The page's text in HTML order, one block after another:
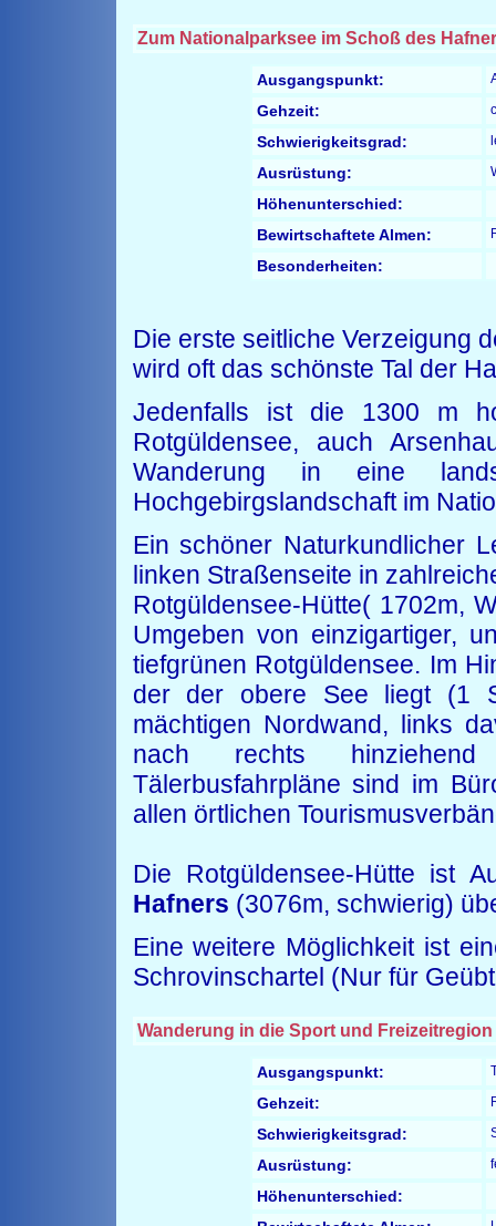
Zum Nationalparksee im Schoß des
Ausgangspunkt:
Gehzeit:
Schwierigkeitsgrad:
Ausrüstung:
Höhenunterschied:
Bewirtschaftete Almen:
Besonderheiten:
Die erste seitliche Verzeigung
wird oft das schönste Tal der
Jedenfalls ist die 1300 m
Rotgüldensee, auch
Wanderung in eine
Hochgebirgslandschaft im
Ein schöner Naturkundlicher
linken Straßenseite in
Rotgüldensee-Hütte( 1702m,
Umgeben von einzigartiger,
tiefgrünen Rotgüldensee. Im
der der obere See liegt (1
mächtigen Nordwand, links
nach rechts hinziehend
Tälerbusfahrpläne sind im
allen örtlichen
Die Rotgüldensee-Hütte ist
Hafners (3076m, schwierig)
Eine weitere Möglichkeit ist
Schrovinschartel (Nur für
Wanderung in die Sport und
Ausgangspunkt:
Gehzeit:
Schwierigkeitsgrad:
Ausrüstung:
Höhenunterschied: